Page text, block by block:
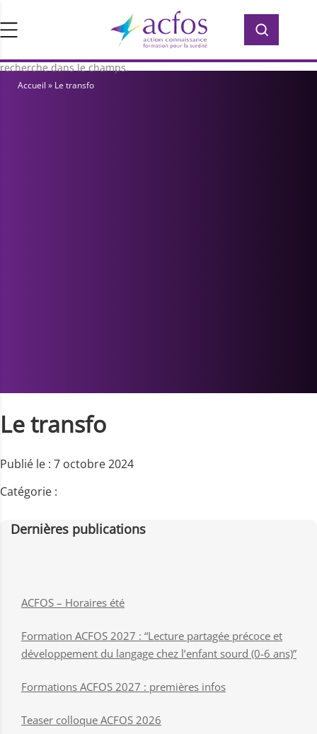
Rechercher :
d’ACFOS, qui contient plus de 400 PDF en
accès libre pour vous former ou vous
informer sur la surdité. Saisissez votre
recherche dans le champs.
Rechercher :
Accueil » Le transfo
Le transfo
Publié le : 7 octobre 2024
Catégorie :
Dernières publications
ACFOS – Horaires été
Formation ACFOS 2027 : “Lecture partagée précoce et
développement du langage chez l’enfant sourd (0-6 ans)”
Formations ACFOS 2027 : premières infos
Teaser colloque ACFOS 2026